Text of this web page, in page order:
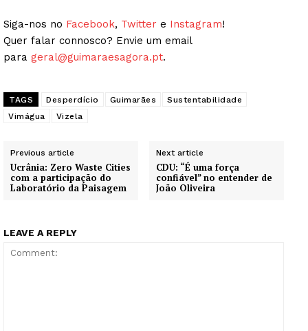
Siga-nos no Facebook, Twitter e Instagram!
Quer falar connosco? Envie um email
para geral@guimaraesagora.pt.
TAGS Desperdício Guimarães
Sustentabilidade
Vimágua
Vizela
Previous article
Ucrânia: Zero Waste Cities
com a participação do
Laboratório da Paisagem
Next article
CDU: “É uma força
confiável” no entender de
João Oliveira
LEAVE A REPLY